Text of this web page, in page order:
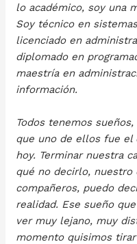
lo académico, soy una
Soy técnico en
licenciado en
diplomado en
maestría en
información.
Todos tenemos
que uno de ellos fue el
hoy. Terminar nuestra
qué no decirlo, nuestro
compañeros, puedo
realidad. Ese sueño
ver muy lejano, muy
momento quisimos